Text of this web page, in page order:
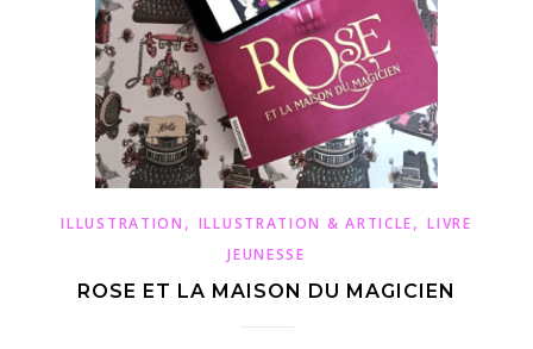
ILLUSTRATION , ILLUSTRATION & ARTICLE,LIVRE
JEUNESSE
ROSE ET LA MAISON DU MAGICIEN